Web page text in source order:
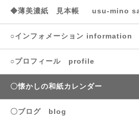
◆薄美濃紙 見本帳 usu-mino
○インフォメーション information
○プロフィール profile
〇懐かしの和紙カレンダー
〇ブログ blog